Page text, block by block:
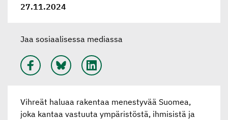
27.11.2024
Jaa sosiaalisessa mediassa
Vihreät haluaa rakentaa menestyvää Suomea,
joka kantaa vastuuta ympäristöstä, ihmisistä ja